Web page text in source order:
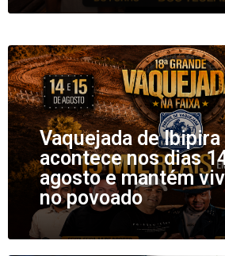
Vaquejada de
acontece nos dias
agosto e mantém
no povoado